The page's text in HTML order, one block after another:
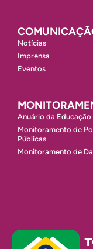
Notícias
Imprensa
Eventos
Anuário da Educação
Monitoramento de
Públicas
Monitoramento de